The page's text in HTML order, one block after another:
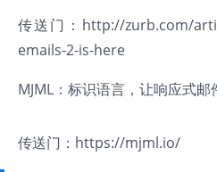
传送门： http://zurb.com/
emails-2-is-here
MJML ：标识语言，让响应式
传送门： https://mjml.io/